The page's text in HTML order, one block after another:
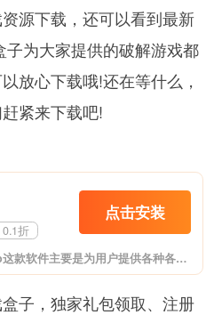
源下载，还可以看到最新
为大家提供的破解游戏都
放心下载哦!还在等什么，
紧来下载吧!
0.1折
点击安装
咪噜游戏app这款软件主要是为用户提供各种各样的bt手游，在这里你能看到各种热门bt游戏，玩起来更加带感哦，支持用户充值返利，客服小姐姐为你答疑解惑，快来下载试试吧!
子，独家礼包领取、注册